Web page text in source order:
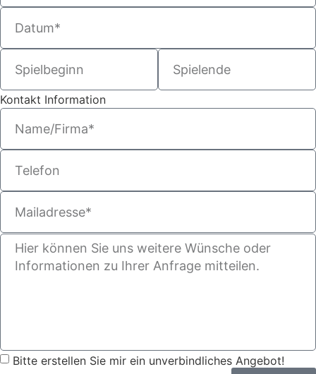
Kontakt Information
Bitte erstellen Sie mir ein unverbindliches Angebot!